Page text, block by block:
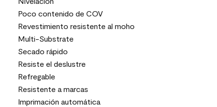
Poco contenido de COV
Revestimiento resistente al moho
Multi-Substrate
Secado rápido
Resiste el deslustre
Refregable
Resistente a marcas
Imprimación automática